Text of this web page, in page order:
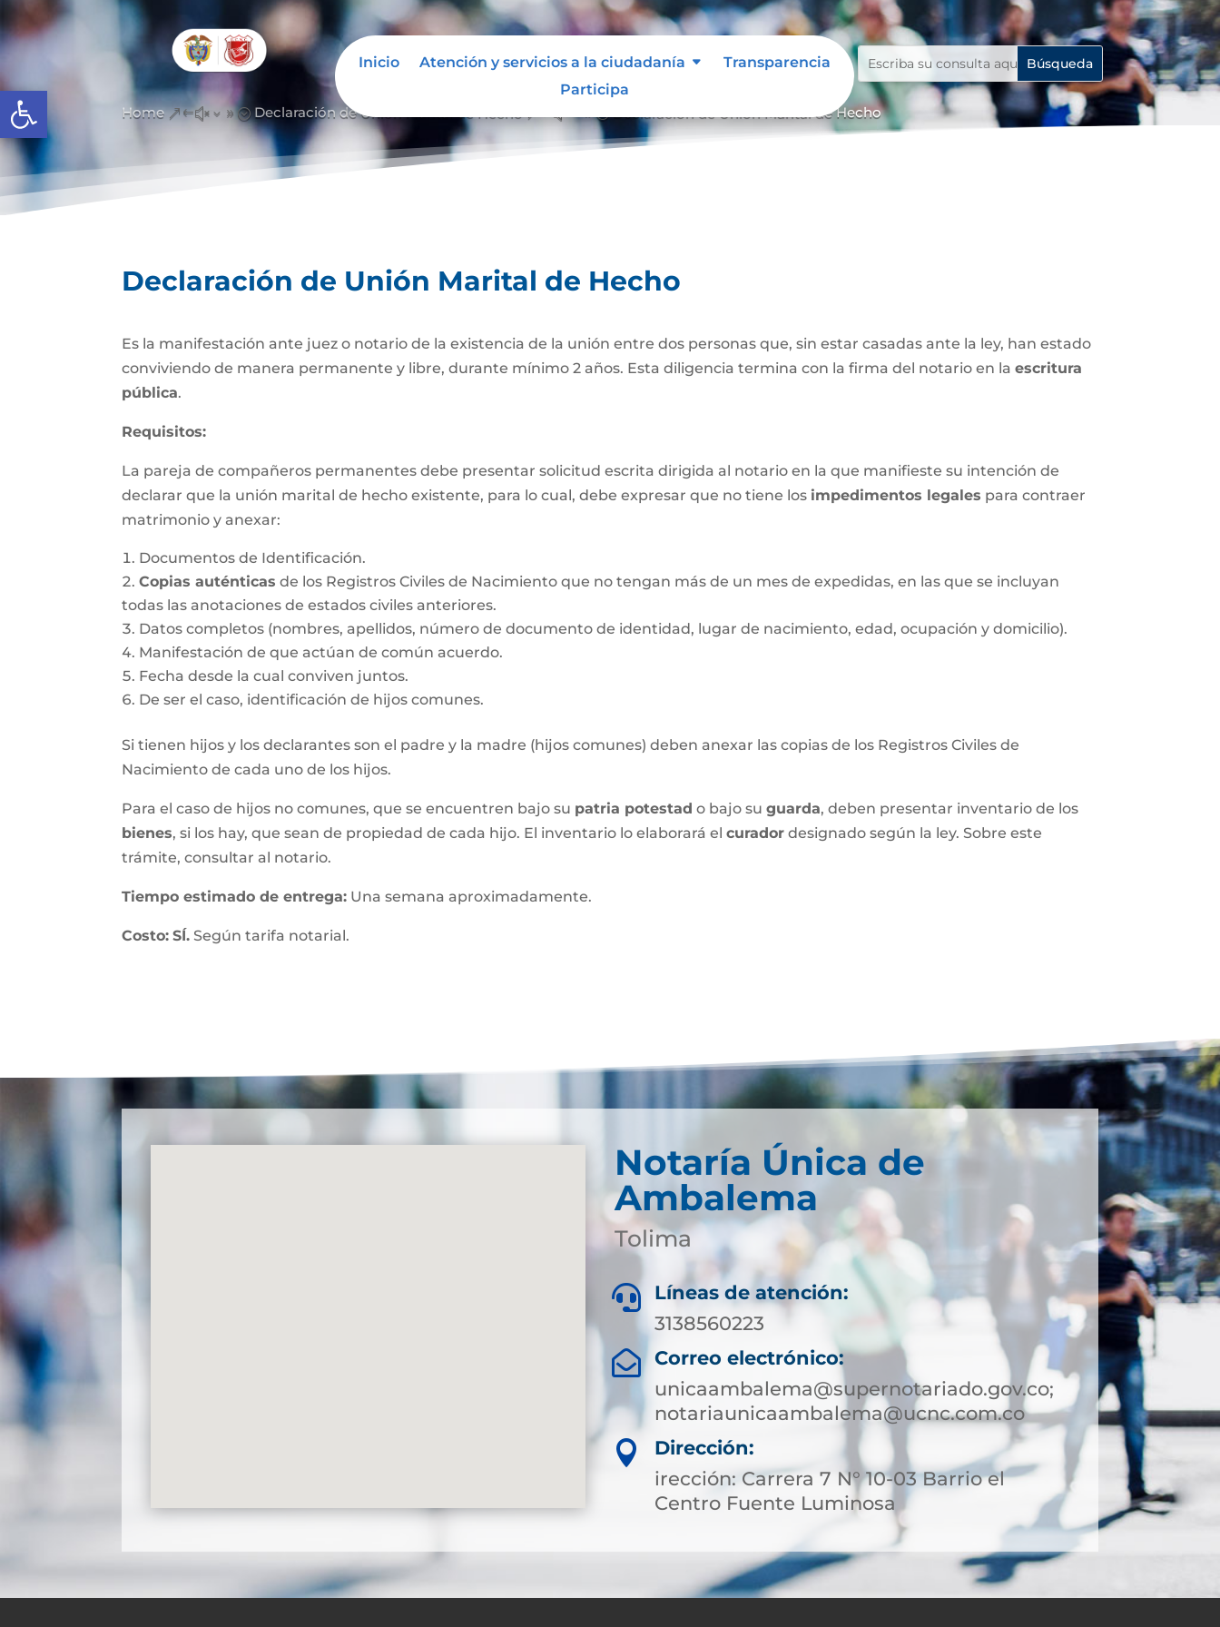
Abrir barra de herramientas
Inicio Atención y servicios a la ciudadanía
Transparencia
Participa
Home &#x39; Declaración de Unión Marital de Hecho Declaración de Unión Marital de Hecho
Declaración de Unión Marital de Hecho
Es la manifestación ante juez o notario de la existencia de la unión entre dos personas que, sin estar casadas ante la ley, han estado
conviviendo de manera permanente y libre, durante mínimo 2 años. Esta diligencia termina con la firma del notario en laescritura
pública.
Requisitos:
La pareja de compañeros permanentes debe presentar solicitud escrita dirigida al notario en la que manifieste su intención de
declarar que la unión marital de hecho existente, para lo cual, debe expresar que no tiene los impedimentos legales para contraer
matrimonio y anexar:
Documentos de Identificación.
Copias auténticas de los Registros Civiles de Nacimiento que no tengan más de un mes de expedidas, en las que se incluyan
todas las anotaciones de estados civiles anteriores.
Datos completos (nombres, apellidos, número de documento de identidad, lugar de nacimiento, edad, ocupación y domicilio).
Manifestación de que actúan de común acuerdo.
Fecha desde la cual conviven juntos.
De ser el caso, identificación de hijos comunes.
Si tienen hijos y los declarantes son el padre y la madre (hijos comunes) deben anexar las copias de los Registros Civiles de
Nacimiento de cada uno de los hijos.
Para el caso de hijos no comunes, que se encuentren bajo su patria potestad o bajo suguarda, deben presentar inventario de los
bienes, si los hay, que sean de propiedad de cada hijo. El inventario lo elaborará elcurador designado según la ley. Sobre este
trámite, consultar al notario.
Tiempo estimado de entrega: Una semana aproximadamente.
Costo: SÍ. Según tarifa notarial.
Notaría Única de
Ambalema
Tolima

Líneas de atención:
3138560223

Correo electrónico:
unicaambalema@supernotariado.gov.co;
notariaunicaambalema@ucnc.com.co

Dirección:
irección: Carrera 7 N° 10-03 Barrio el
Centro Fuente Luminosa